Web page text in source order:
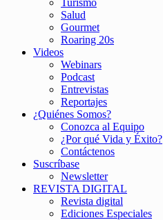
Turismo
Salud
Gourmet
Roaring 20s
Videos
Webinars
Podcast
Entrevistas
Reportajes
¿Quiénes Somos?
Conozca al Equipo
¿Por qué Vida y Éxito?
Contáctenos
Suscríbase
Newsletter
REVISTA DIGITAL
Revista digital
Ediciones Especiales